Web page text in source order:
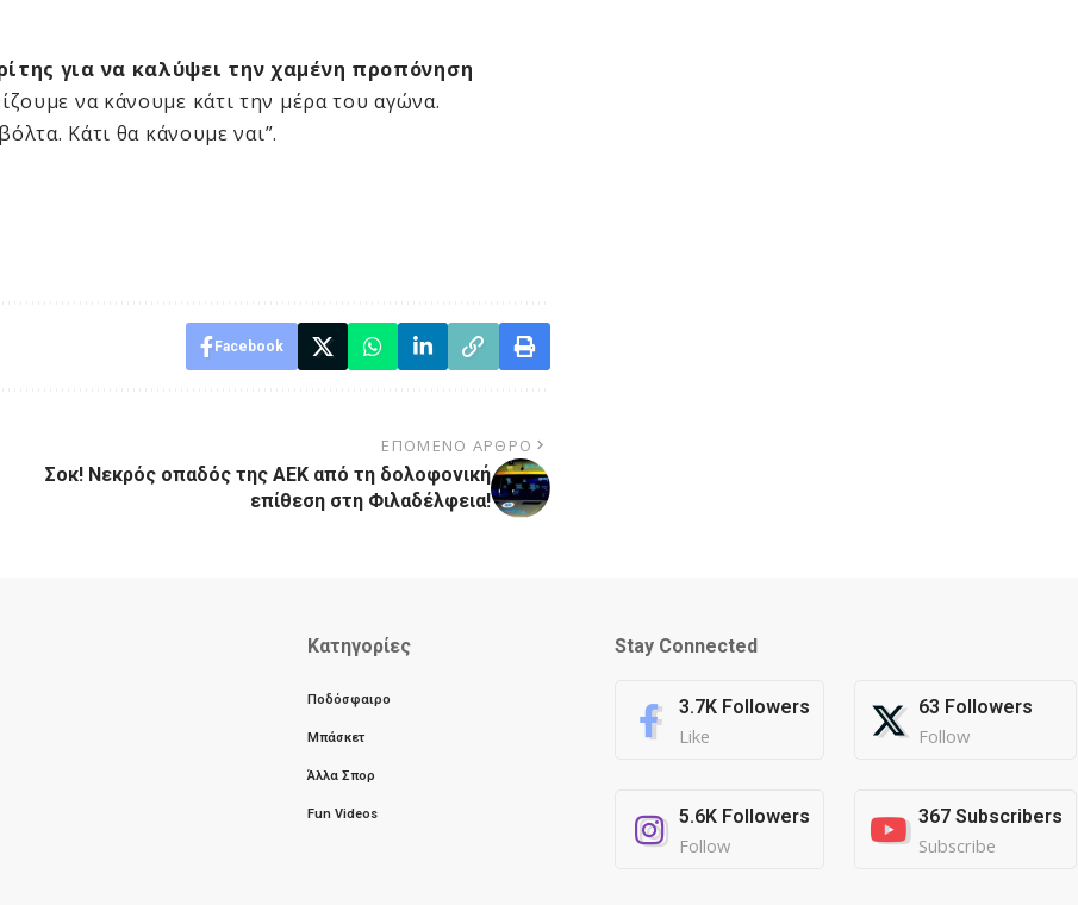
για να καλύψει την χαμένη προπόνηση
να κάνουμε κάτι την μέρα του αγώνα.
Κάτι θα κάνουμε ναι”.
Facebook
ΕΠΌΜΕΝΟ ΆΡΘΡΟ
Σοκ! Νεκρός οπαδός της ΑΕΚ από τη δολοφονική
επίθεση στη Φιλαδέλφεια!
Κατηγορίες
Ποδόσφαιρο
Μπάσκετ
Άλλα Σπορ
Fun Videos
Stay Connected
3.7K Followers
Like
63 Followers
Follow
5.6K Followers
Follow
367 Subscribers
Subscribe